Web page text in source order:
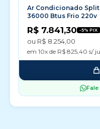
Ar Condicionado Split
36000 Btus Frio 220v
R$ 7.841,30 -5% PIX
ou R$ 8.254,00
em 10x de R$ 825,40 s/